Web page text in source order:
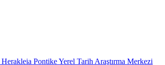
Pontike Yerel Tarih Araştırma Merkezi